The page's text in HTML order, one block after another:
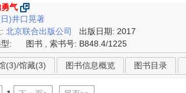
气
)井口晃著
:北京联合出版公司
出版日期: 2017
:
图书 , 索书号: B848.4/1225
(3)/馆藏(3) 图书信息概览 图书目录